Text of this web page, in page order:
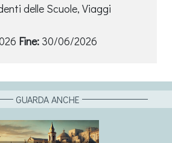
delle Scuole, Viaggi
Fine: 30/06/2026
GUARDA ANCHE